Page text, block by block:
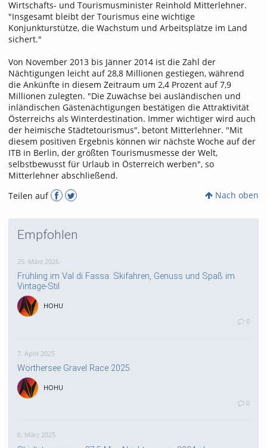
Wirtschafts- und Tourismusminister Reinhold Mitterlehner.
"Insgesamt bleibt der Tourismus eine wichtige
Konjunkturstütze, die Wachstum und Arbeitsplätze im Land
sichert."
Von November 2013 bis Jänner 2014 ist die Zahl der
Nächtigungen leicht auf 28,8 Millionen gestiegen, während
die Ankünfte in diesem Zeitraum um 2,4 Prozent auf 7,9
Millionen zulegten. "Die Zuwächse bei ausländischen und
inländischen Gästenächtigungen bestätigen die Attraktivität
Österreichs als Winterdestination. Immer wichtiger wird auch
der heimische Städtetourismus", betont Mitterlehner. "Mit
diesem positiven Ergebnis können wir nächste Woche auf der
ITB in Berlin, der größten Tourismusmesse der Welt,
selbstbewusst für Urlaub in Österreich werben", so
Mitterlehner abschließend.
Teilen auf
Nach oben
Empfohlen
25. März 2026
Frühling im Val di Fassa: Skifahren, Genuss und Spaß im
Vintage-Stil
HOHU
0
7. April 2025
Wörthersee Gravel Race 2025
HOHU
0
6. März 2025